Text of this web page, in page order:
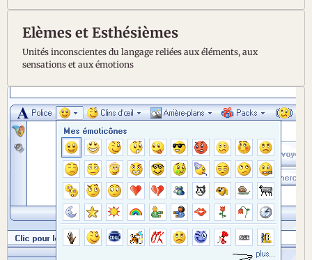
sélectionnés dans la langue adulte de pénétrer et développer
l’arborescence neuronale des aires du langage de son cerveau.
Avant même que leElèmes et Esthésièmes
Unités inconscientes du langage reliées aux éléments, aux
sensations et aux émotions